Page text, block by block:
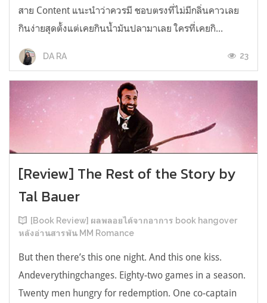
สาย Content แนะนำว่าควรมี ชอบตรงที่ไม่มีกลิ่นคาวเลย
กินง่ายสุดตั้งแต่เคยกินน้ำมันปลามาเลย ใครที่เคยกิ...
DA RA 23
[Review] The Rest of the Story by
Tal Bauer
[Book Review] ผลพลอยได้จากอาการ book hangover
หลังอ่านสารพัน MM Romance
But then there’s this one night. And this one kiss.
Andeverythingchanges. Eighty-two games in a season.
Twenty men hungry for redemption. One co-captain